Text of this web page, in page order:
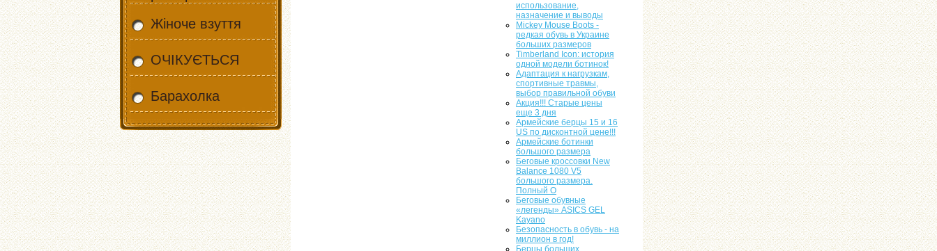
Жіноче взуття
ОЧІКУЄТЬСЯ
Барахолка
использование,
назначение и выводы
Mickey Mouse Boots -
редкая обувь в Украине
больших размеров
Timberland Icon: история
одной модели ботинок!
Адаптация к нагрузкам,
спортивные травмы,
выбор правильной обуви
Акция!!! Старые цены
еще 3 дня
Армейские берцы 15 и 16
US по дисконтной цене!!!
Армейские ботинки
большого размера
Беговые кроссовки New
Balance 1080 V5
большого размера.
Полный О
Беговые обувные
«легенды» ASICS GEL
Kayano
Безопасность в обувь - на
миллион в год!
Берцы больших